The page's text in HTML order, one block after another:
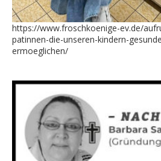
https://www.froschkoenige-ev.de/
patinnen-die-unseren-kindern-
ermoeglichen/